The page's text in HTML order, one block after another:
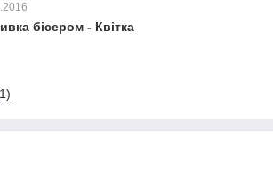
бісером - Квітка